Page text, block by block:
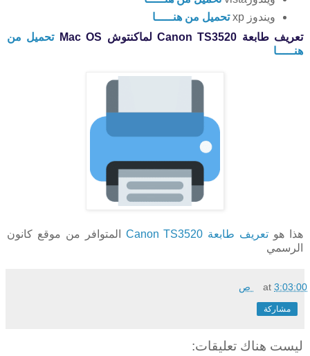
ويندوز xp
تحميل من هنـــــا
تعريف طابعة Canon TS3520 لماكنتوش Mac OS
تحميل من
هنـــــا
هذا هو تعريف طابعة Canon TS3520
المتوافر من موقع كانون
الرسمي
at3:03:00 ص
مشاركة
ليست هناك تعليقات: